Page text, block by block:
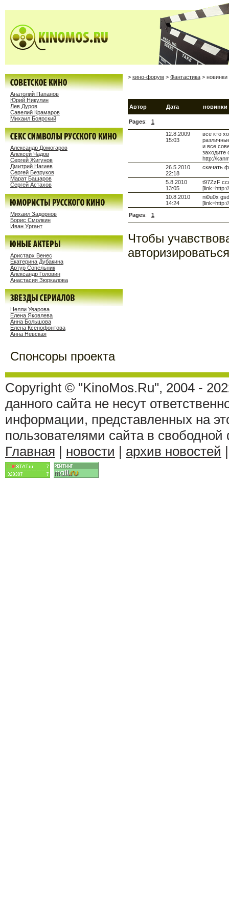
Анатолий Папанов
Юрий Никулин
Лев Дуров
Савелий Крамаров
Михаил Боярский
Александр Домогаров
Алексей Чадов
Сергей Жигунов
Дмитрий Нагиев
Сергей Безруков
Марат Башаров
Сергей Астахов
Михаил Задорнов
Борис Смолкин
Иван Ургант
Аристарх Венес
Екатерина Дубакина
Артур Сопельник
Александр Головин
Анастасия Зюркалова
Нелли Уварова
Елена Яковлева
Анна Большова
Елена Ксенофонтова
Анна Невская
Спонсоры проекта
> кино-форум > Фантастика >
Автор Дата новинки
Pages: 1
12.8.2009
15:03
все кто
и все
заходите
http://
26.5.2010
22:18
скачать
5.8.2010
13:05
t97ZzF
10.8.2010
14:24
ni0u0x
Pages: 1
Чтобы
Copyright © "KinoMos.Ru", 2004 -
данного сайта не несут
информации, представленных на
пользователями сайта в
Главная | новости | архив новостей